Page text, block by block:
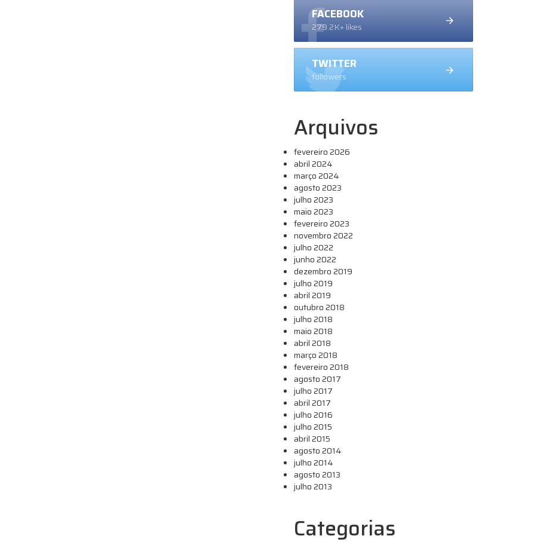
FACEBOOK
279.2K+ likes
TWITTER
followers
Arquivos
fevereiro 2026
abril 2024
março 2024
agosto 2023
julho 2023
maio 2023
fevereiro 2023
novembro 2022
julho 2022
junho 2022
dezembro 2019
julho 2019
abril 2019
outubro 2018
julho 2018
maio 2018
abril 2018
março 2018
fevereiro 2018
agosto 2017
julho 2017
abril 2017
julho 2016
julho 2015
abril 2015
agosto 2014
julho 2014
agosto 2013
julho 2013
Categorias